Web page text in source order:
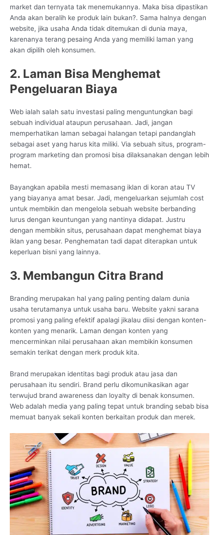
market dan ternyata tak menemukannya. Maka bisa dipastikan
Anda akan beralih ke produk lain bukan?. Sama halnya dengan
website, jika usaha Anda tidak ditemukan di dunia maya,
karenanya terang pesaing Anda yang memiliki laman yang
akan dipilih oleh konsumen.
2. Laman Bisa Menghemat
Pengeluaran Biaya
Web ialah salah satu investasi paling menguntungkan bagi
sebuah individual ataupun perusahaan. Jadi, jangan
memperhatikan laman sebagai halangan tetapi pandanglah
sebagai aset yang harus kita miliki. Via sebuah situs, program-
program marketing dan promosi bisa dilaksanakan dengan lebih
hemat.
Bayangkan apabila mesti memasang iklan di koran atau TV
yang biayanya amat besar. Jadi, mengeluarkan sejumlah cost
untuk membikin dan mengelola sebuah website berbanding
lurus dengan keuntungan yang nantinya didapat. Justru
dengan membikin situs, perusahaan dapat menghemat biaya
iklan yang besar. Penghematan tadi dapat diterapkan untuk
keperluan bisni yang lainnya.
3. Membangun Citra Brand
Branding merupakan hal yang paling penting dalam dunia
usaha terutamanya untuk usaha baru. Website yakni sarana
promosi yang paling efektif apalagi jikalau diisi dengan konten-
konten yang menarik. Laman dengan konten yang
mencerminkan nilai perusahaan akan membikin konsumen
semakin terikat dengan merk produk kita.
Brand merupakan identitas bagi produk atau jasa dan
perusahaan itu sendiri. Brand perlu dikomunikasikan agar
terwujud brand awareness dan loyalty di benak konsumen.
Web adalah media yang paling tepat untuk branding sebab bisa
memuat banyak sekali konten berkaitan produk dan merek.